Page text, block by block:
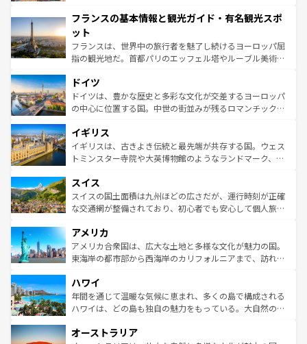
ませてくれるイタリアで、忘れられない旅をしてみよう！
なお、新着のイタリア情報は
しい。
文化が根付くこの国では、情熱的なフラメンコ、熱気あふ
れる闘牛、そして美味しいタパスが生活の一部となってい
る。首都マドリードの洗練された雰囲気や、バルセロナの
アートに溢れた街角から、地方では古代ローマ遺跡や中世
せる。地方によって風土や気候が異なるスペインはその個
性で訪れる人を魅了する。 なお、新着のスペイン情報は コ
ンテンツ一覧を参照してほしい。
フランスの基本情報と観光ガイド・有名観光スポ
ット
フランスは、世界中の旅行者を魅了し続けるヨーロッパ屈
指の観光地だ。首都パリのエッフェル塔やルーブル美術館
で、幅広い魅力が詰まっている。華麗な宮殿、歴史的な大
聖堂、美しいビーチ、そして豊かな自然が、訪れる者を心
から魅了する。また、フランスは美食の国としても知ら
いる。シャンパンの発祥地であるランス、プロヴァンスの
香り高いラベンダー畑など、多彩な楽しみ方が可能だ。さ
らに、パリ以外の地域にも魅力が溢れており、どの街角に
れる地方に足を運ぶとそれぞれで全く異なる文化を体験で
きるだろう。 なお、新着のフランス情報はコンテンツ一覧
を参照してほしい。
ドイツ
ドイツは、豊かな歴史と多彩な文化が交差するヨーロッパ
の中心に位置する国。中世の街並みが残るロマンチック街
顔を持つこの国は、どこを歩いても飽きることがない。ベ
ルリンの文化的活気、バイエルン州のアルプスの絶景、そ
してライン川沿いのワイン畑といった風景は必見。ビール
は、お酒好きな人にはぜひ体験してほしい。 なお、新着の
ドイツ情報はコンテンツ一覧を参照してほしい。
イギリス
イギリスは、古きよき伝統と最先端が共存する国。ウェス
トミンスター寺院や大英博物館のようなランドマーク、歴
リアごとに異なる魅力がある。また、優雅なアフタヌーン
ティー、ビール好きにはたまらない英国パブ、サッカー観
戦など、本場だからこそできる体験も豊富。イギリスを旅
ンツ一覧を参照してほしい。
スイス
スイスの国土面積は九州ほどの広さだが、運行時刻が正確
な交通網が整備されており、初心者でも安心して個人旅行
の建物がそのまま残る町や、スイスならではのユニークな
博物館もあり、アルプス観光だけでなく町歩きも満喫する
ことができる。国民の所得が高いため物価も高いが、旅行
ば市内交通費無料で観光を楽しむこともできる。 なお、新
着のスイス情報はコンテンツ一覧 を参照してほしい。
アメリカ
アメリカ合衆国は、広大な土地と多様な文化が魅力の国。
東海岸の都市部から西海岸のカリフォルニアまで、訪れる
のような巨大都市は、観光、ショッピング、エンターテイ
ンメントが詰まった刺激的なスポットだ。一方、アメリカ
西部には大自然が広がり、グランドキャニオンやイエロー
部のニューオーリンズでは、音楽と美食が融合した独特の
ハワイ
年間を通じて温暖な気候に恵まれ、多くの島で構成される
ハワイは、どの島も独自の魅力をもっている。大自然の神
ワイ島は見逃せない。また、定番の観光地といえばオアフ
オーストラリア